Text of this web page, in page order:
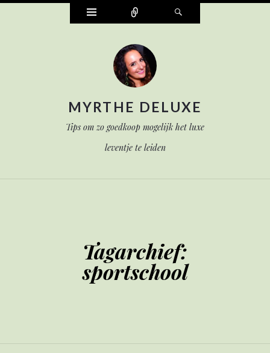
Widgets Verbind
MYRTHE DELUXE
Tips om zo goedkoop mogelijk het luxe
leventje te leiden
Tagarchief:
sportschool